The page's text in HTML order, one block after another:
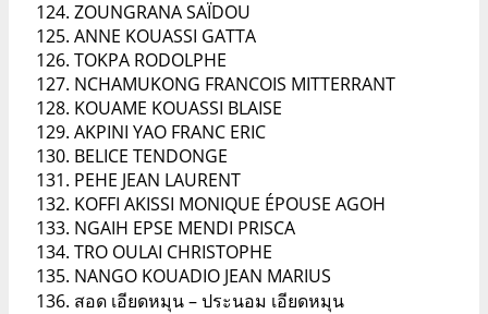
ZOUNGRANA SAÏDOU
ANNE KOUASSI GATTA
TOKPA RODOLPHE
NCHAMUKONG FRANCOIS MITTERRANT
KOUAME KOUASSI BLAISE
AKPINI YAO FRANC ERIC
BELICE TENDONGE
PEHE JEAN LAURENT
KOFFI AKISSI MONIQUE ÉPOUSE AGOH
NGAIH EPSE MENDI PRISCA
TRO OULAI CHRISTOPHE
NANGO KOUADIO JEAN MARIUS
สอด เอียดหมุน – ประนอม เอียดหมุน